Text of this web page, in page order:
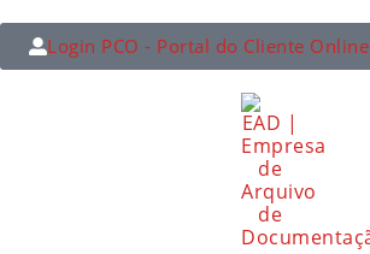
Login PCO - Portal do Cliente Online